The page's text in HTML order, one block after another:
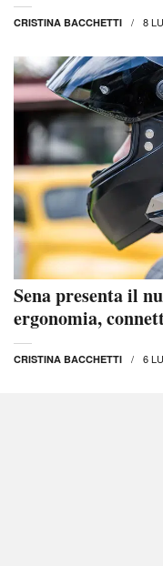
CRISTINA BACCHETTI 8
Sena presenta il
ergonomia,
CRISTINA BACCHETTI 6